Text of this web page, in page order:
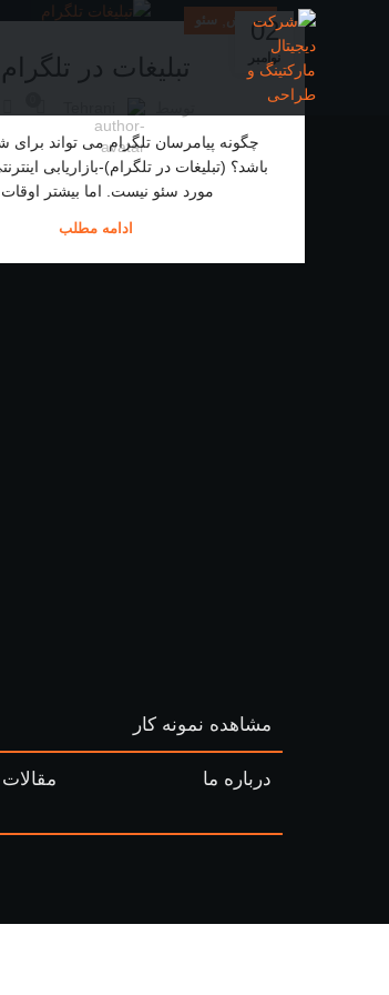
02
نوامبر
آموزش سئو
تبلیغات در تلگرام
چگونه پیامرسان تلگرام می تواند برای
باشد؟ (تبلیغات در تلگرام)-بازاریابی
مورد سئو نیست. اما بیشتر
ادامه مطلب
مشاهده نمونه کار
درباره ما مقالات